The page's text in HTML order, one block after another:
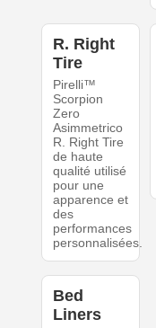
R. Right
Tire
Pirelli™
Scorpion
Zero
Asimmetrico
R. Right Tire
de haute
qualité utilisé
pour une
apparence et
des
performances
personnalisées.
Bed
Liners